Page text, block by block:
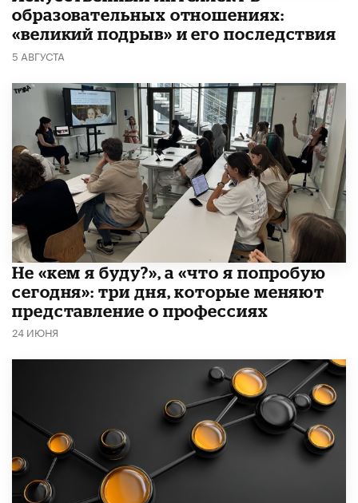
образовательных отношениях:
«великий подрыв» и его последствия
5 АВГУСТА
Не «кем я буду?», а «что я попробую
сегодня»: три дня, которые меняют
представление о профессиях
24 ИЮНЯ